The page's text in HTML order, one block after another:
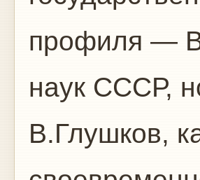
профиля —
наук СССР,
В.Глушков,